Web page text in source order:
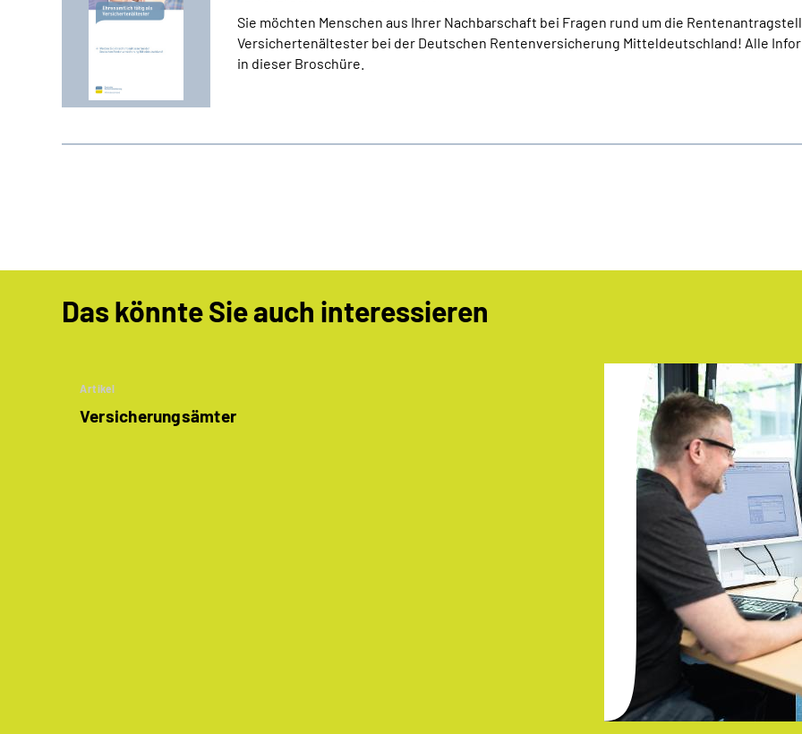
Sie möchten Menschen aus Ihrer Nachbarschaft bei Fragen rund um die
Versichertenältester bei der Deutschen Rentenversicherung Mitteldeutschland! Alle
in dieser Broschüre.
Das könnte Sie auch interessieren
Artikel
Versicherungsämter